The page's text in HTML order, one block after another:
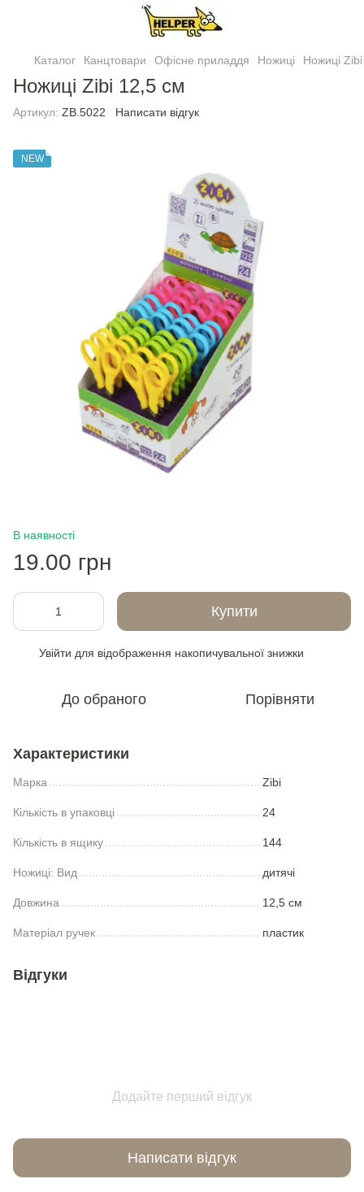
Каталог Канцтовари Офісне приладдя Ножиці Ножицi
Ножицi Zibi 12,5 см
Артикул: ZB.5022 Написати відгук
NEW
В наявності
19.00 грн
Купити
Увійти для відображення накопичувальної знижки
До обраного Порівняти
Характеристики
Марка Zibi
Кількість в упаковці 24
Кількість в ящику 144
Ножицi: Вид дитячі
Довжина 12,5 см
Матеріал ручек пластик
Відгуки
Додайте перший відгук
Написати відгук